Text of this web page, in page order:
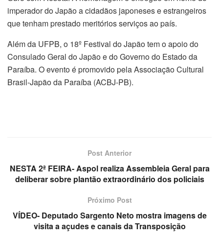
imperador do Japão a cidadãos japoneses e estrangeiros
que tenham prestado meritórios serviços ao país.
Além da UFPB, o 18º Festival do Japão tem o apoio do
Consulado Geral do Japão e do Governo do Estado da
Paraíba. O evento é promovido pela Associação Cultural
Brasil-Japão da Paraíba (ACBJ-PB).
Post Anterior
NESTA 2ª FEIRA- Aspol realiza Assembleia Geral para
deliberar sobre plantão extraordinário dos policiais
Próximo Post
VÍDEO- Deputado Sargento Neto mostra imagens de
visita a açudes e canais da Transposição